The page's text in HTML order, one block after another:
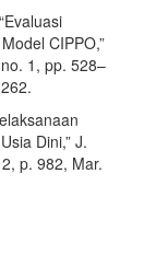
CIPPO,”
1, pp. 528–
Dini,” J.
p. 982, Mar.